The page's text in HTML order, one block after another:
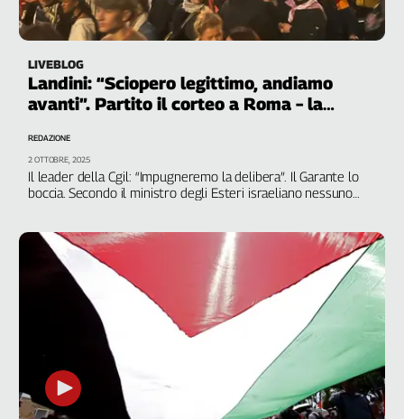
LIVEBLOG
Landini: “Sciopero legittimo, andiamo
avanti”. Partito il corteo a Roma – la
Il leader della Cgil: “Impugneremo la delibera”. Il Garante lo
boccia. Secondo il ministro degli Esteri israeliano nessuno
per dare sostegno alla Flotilla. Meloni: “Sciopero? Weekend
lungo e rivoluzione non insieme”. Landini: “Offende,
porti rispetto”
REDAZIONE
2 OTTOBRE, 2025